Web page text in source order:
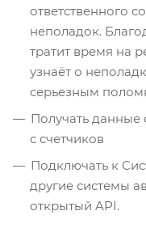
ответственного
неполадок.
тратит время на
узнаёт о
серьезным
Получать данные
с счетчиков
Подключать к
другие системы
открытый API.